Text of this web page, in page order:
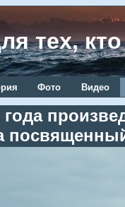
тех,
Фото Видео
года